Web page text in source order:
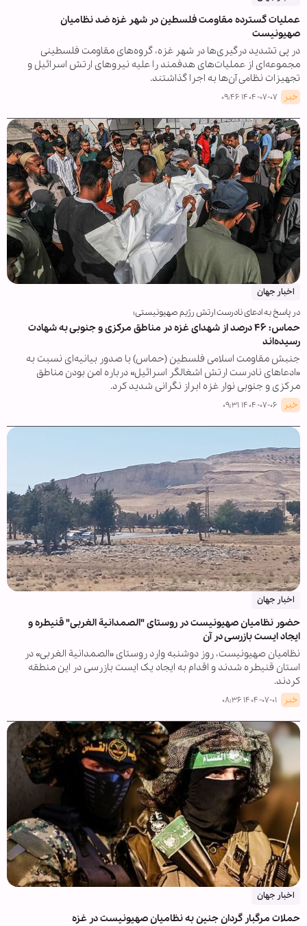
عملیات گسترده مقاومت فلسطین در شهر غزه ضد نظامیان
صهیونیست
در پی تشدید درگیری‌ها در شهر غزه، گروه‌های مقاومت فلسطینی
مجموعه‌ای از عملیات‌های هدفمند را علیه نیروهای ارتش اسرائیل و
تجهیزات نظامی آن‌ها به اجرا گذاشتند.
خبر ۱۴۰۴-۰۷-۰۷ ۰۹:۴۶
اخبار جهان
در پاسخ به ادعای نادرست ارتش رژیم صهیونیستی؛
حماس: ۴۶ درصد از شهدای غزه در مناطق مرکزی و جنوبی به شهادت
رسیده‌اند
جنبش مقاومت اسلامی فلسطین (حماس) با صدور بیانیه‌ای نسبت به
«ادعاهای نادرست ارتش اشغالگر اسرائیل» درباره امن بودن مناطق
مرکزی و جنوبی نوار غزه ابراز نگرانی شدید کرد.
خبر ۱۴۰۴-۰۷-۰۶ ۰۹:۳۱
اخبار جهان
حضور نظامیان صهیونیست در روستای "الصمدانیة الغربی" قنیطره و
ایجاد ایست بازرسی در آن
نظامیان صهیونیست، روز دوشنبه وارد روستای «الصمدانیة الغربی» در
استان قنیطره شدند و اقدام به ایجاد یک ایست بازرسی در این منطقه
کردند.
خبر ۱۴۰۴-۰۷-۰۱ ۰۸:۳۶
اخبار جهان
حملات مرگبار گردان جنین به نظامیان صهیونیست در غزه